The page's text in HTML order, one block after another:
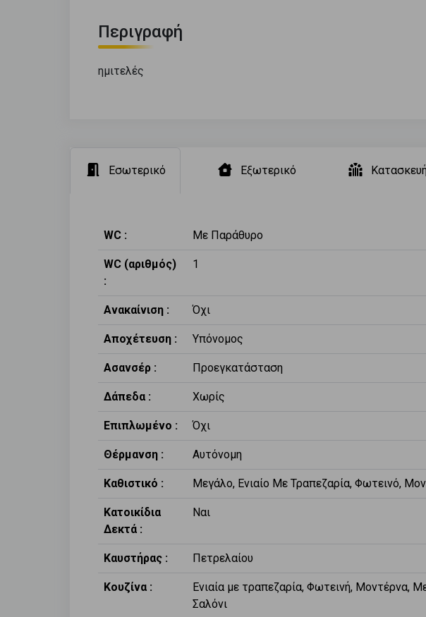
Περιγραφή
ημιτελές
Εσωτερικό Εξωτερικό Κατασκευή
WC : Με Παράθυρο
WC (αριθμός)
:
1
Ανακαίνιση : Όχι
Αποχέτευση : Υπόνομος
Ασανσέρ : Προεγκατάσταση
Δάπεδα : Χωρίς
Επιπλωμένο : Όχι
Θέρμανση : Αυτόνομη
Καθιστικό : Μεγάλο, Ενιαίο Με Τραπεζαρία, Φωτεινό,
Κατοικίδια
Δεκτά :
Ναι
Καυστήρας : Πετρελαίου
Κουζίνα :
Ενιαία με τραπεζαρία, Φωτεινή, Μοντέρνα,
Σαλόνι